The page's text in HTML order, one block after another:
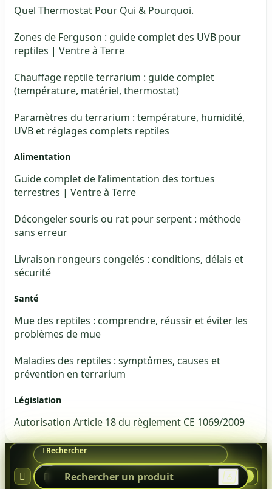
Quel Thermostat Pour Qui & Pourquoi.
Zones de Ferguson : guide complet des UVB pour
reptiles | Ventre à Terre
Chauffage reptile terrarium : guide complet
(température, matériel, thermostat)
Paramètres du terrarium : température, humidité,
UVB et réglages complets reptiles
Alimentation
Guide complet de l’alimentation des tortues
terrestres | Ventre à Terre
Décongeler souris ou rat pour serpent : méthode
sans erreur
Livraison rongeurs congelés : conditions, délais et
sécurité
Santé
Mue des reptiles : comprendre, réussir et éviter les
problèmes de mue
Maladies des reptiles : symptômes, causes et
prévention en terrarium
Législation
Autorisation Article 18 du règlement CE 1069/2009



